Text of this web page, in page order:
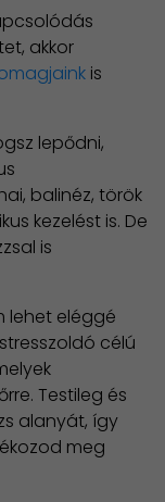
akkor
is
lepődni,
balinéz, török
kezelést is. De
is
lehet eléggé
célú
Testileg és
alanyát, így
meg